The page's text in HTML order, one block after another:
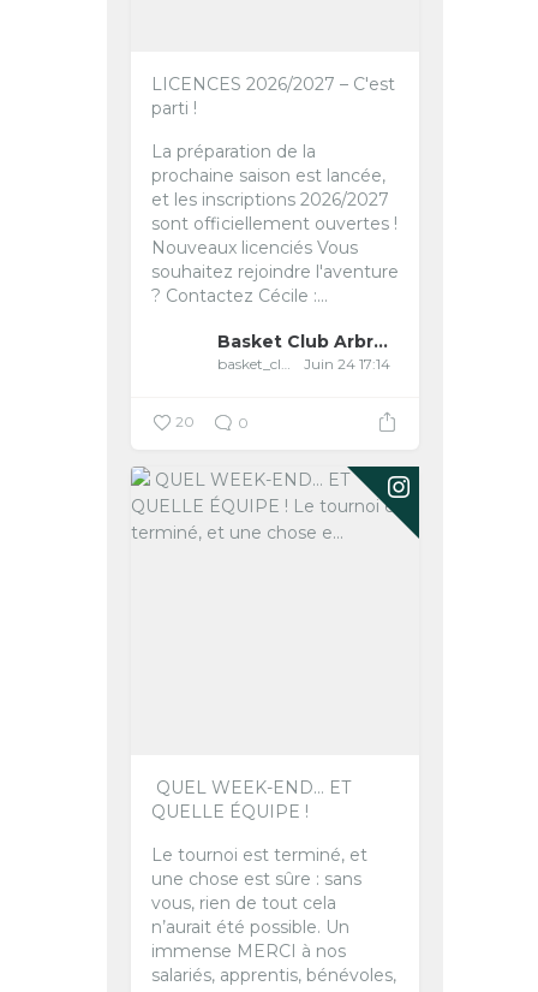
LICENCES 2026/2027 – C'est
parti ! ️
La préparation de la
prochaine saison est lancée,
et les inscriptions 2026/2027
sont officiellement ouvertes !
Nouveaux licenciés Vous
souhaitez rejoindre l'aventure
? Contactez Cécile :...
Basket Club Arbreslois
basket_club_arbreslois Juin 24 17:14
20 0
️ QUEL WEEK-END… ET
QUELLE ÉQUIPE ! ️
Le tournoi est terminé, et
une chose est sûre : sans
vous, rien de tout cela
n’aurait été possible. Un
immense MERCI à nos
salariés, apprentis, bénévoles,